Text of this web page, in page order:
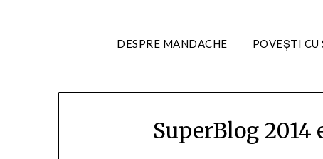
DESPRE MANDACHE POVEȘTI CU
SuperBlog